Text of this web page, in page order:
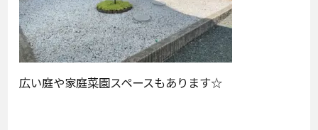
広い庭や家庭菜園スペースもあります☆